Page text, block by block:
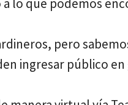
lo que podemos
pero
ingresar público